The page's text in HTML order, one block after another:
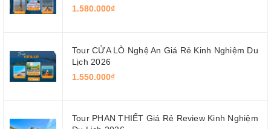
1.580.000₫
Tour CỬA LÒ Nghệ An Giá Rẻ Kinh Nghiệm Du
Lịch 2026
1.550.000₫
Tour PHAN THIẾT Giá Rẻ Review Kinh Nghiệm